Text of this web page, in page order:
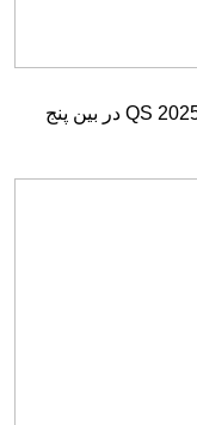
دانشگاه معدن سن پترزبورگ در رتبه‌بندی QS 2025 در بین پنج